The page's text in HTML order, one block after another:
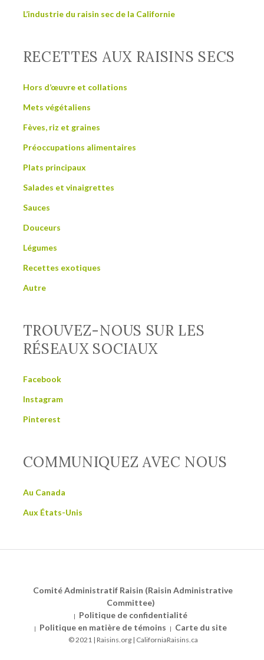
L’industrie du raisin sec de la Californie
RECETTES AUX RAISINS SECS
Hors d’œuvre et collations
Mets végétaliens
Fèves, riz et graines
Préoccupations alimentaires
Plats principaux
Salades et vinaigrettes
Sauces
Douceurs
Légumes
Recettes exotiques
Autre
TROUVEZ-NOUS SUR LES
RÉSEAUX SOCIAUX
Facebook
Instagram
Pinterest
COMMUNIQUEZ AVEC NOUS
Au Canada
Aux États-Unis
© 2021 | Raisins.org | CaliforniaRaisins.ca
Comité Administratif Raisin (Raisin Administrative
Committee)
Politique de confidentialité
Politique en matière de témoins
Carte du site